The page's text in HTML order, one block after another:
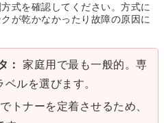
式を確認してください。方式に
が乾かなかったり故障の原因に
：
家庭用で最も一般的。専
ルを選びます。
トナーを定着させるため、